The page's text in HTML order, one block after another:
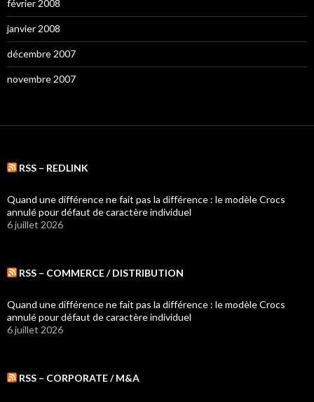
février 2008
janvier 2008
décembre 2007
novembre 2007
RSS – REDLINK
Quand une différence ne fait pas la différence : le modèle Crocs
annulé pour défaut de caractère individuel
6 juillet 2026
RSS – COMMERCE / DISTRIBUTION
Quand une différence ne fait pas la différence : le modèle Crocs
annulé pour défaut de caractère individuel
6 juillet 2026
RSS – CORPORATE / M&A